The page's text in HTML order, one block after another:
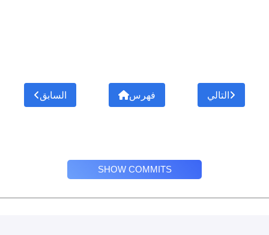
السابق فهرس التالي
SHOW COMMITS